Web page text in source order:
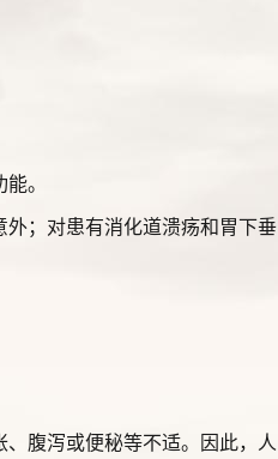
。
；对患有消化道溃疡和胃下垂
腹泻或便秘等不适。因此，人